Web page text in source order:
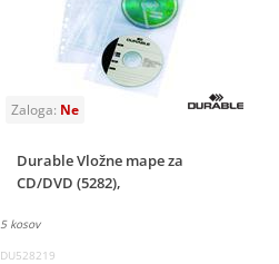
Durable Vložne mape za
CD/DVD (5282),
5 kosov
DU528219